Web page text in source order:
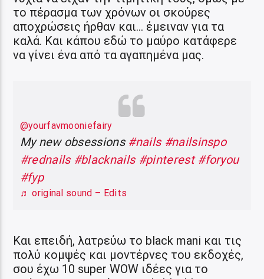
το πέρασμα των χρόνων οι σκούρες
αποχρώσεις ήρθαν και… έμειναν για τα
καλά. Και κάπου εδώ το μαύρο κατάφερε
να γίνει ένα από τα αγαπημένα μας.
@yourfavmooniefairy
My new obsessions #nails #nailsinspo
#rednails #blacknails #pinterest #foryou
#fyp
♬ original sound – Edits
Και επειδή, λατρεύω το black mani και τις
πολύ κομψές και μοντέρνες του εκδοχές,
σου έχω 10 super WOW ιδέες για το